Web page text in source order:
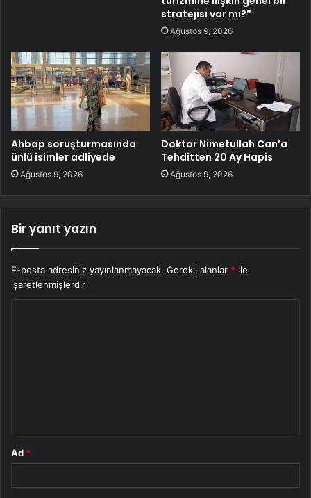
stratejisi var mı?”
Ağustos 9, 2026
Ahbap soruşturmasında
ünlü isimler adliyede
Ağustos 9, 2026
Doktor Nimetullah Can’a
Tehditten 20 Ay Hapis
Ağustos 9, 2026
Bir yanıt yazın
E-posta adresiniz yayınlanmayacak. Gerekli alanlar * ile
işaretlenmişlerdir
Ad *